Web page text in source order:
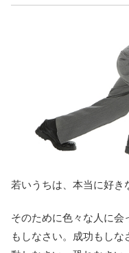
若いうちは、本当に好き
そのために色々な人に会
もしなさい。成功もし